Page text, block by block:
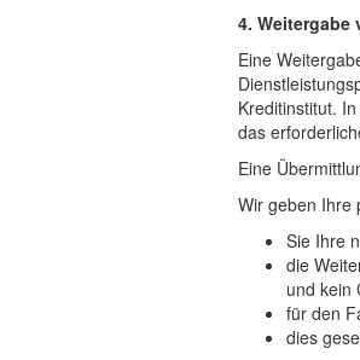
4. Weitergabe
Eine
Kreditinstitut.
das
Eine
Wir geben Ihre
Sie Ihre
die
und kein
für den
dies